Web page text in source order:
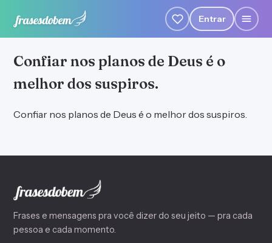
Entrar
Confiar nos planos de Deus é o
melhor dos suspiros.
Confiar nos planos de Deus é o melhor dos suspiros.
Frases e mensagens pra você dizer do seu jeito — pra cada
pessoa e cada momento.